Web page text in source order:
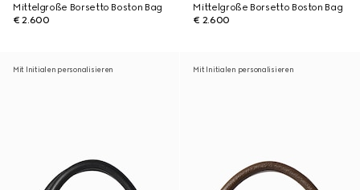
Mittelgroße Borsetto Boston Bag
€ 2.600
Mittelgroße Borsetto Boston Bag
€ 2.600
Mit Initialen personalisieren Mit Initialen personalisieren